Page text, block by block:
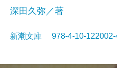
深田久弥／著
新潮文庫 978-4-10-